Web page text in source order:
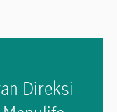
Direksi